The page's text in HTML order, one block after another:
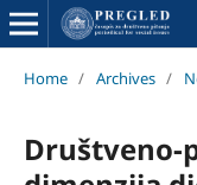
Home / Archives /